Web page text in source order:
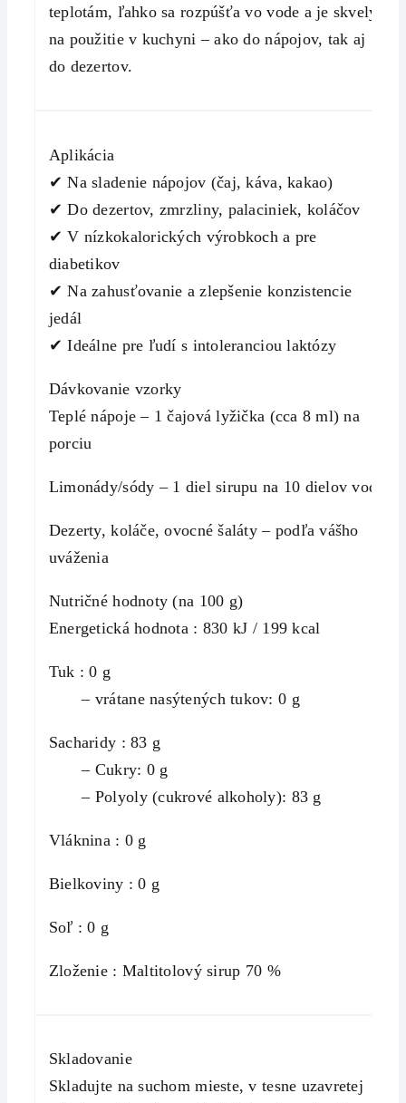
teplotám, ľahko sa rozpúšťa vo vode a je skvelý
na použitie v kuchyni – ako do nápojov, tak aj
do dezertov.
Aplikácia
✔ Na sladenie nápojov (čaj, káva, kakao)
✔ Do dezertov, zmrzliny, palaciniek, koláčov
✔ V nízkokalorických výrobkoch a pre
diabetikov
✔ Na zahusťovanie a zlepšenie konzistencie
jedál
✔ Ideálne pre ľudí s intoleranciou laktózy
Dávkovanie vzorky
Teplé nápoje – 1 čajová lyžička (cca 8 ml) na
porciu
Limonády/sódy – 1 diel sirupu na 10 dielov vody
Dezerty, koláče, ovocné šaláty – podľa vášho
uváženia
Nutričné ​​hodnoty (na 100 g)
Energetická hodnota : 830 kJ / 199 kcal
Tuk : 0 g
– vrátane nasýtených tukov: 0 g
Sacharidy : 83 g
– Cukry: 0 g
– Polyoly (cukrové alkoholy): 83 g
Vláknina : 0 g
Bielkoviny : 0 g
Soľ : 0 g
Zloženie : Maltitolový sirup 70 %
Skladovanie
Skladujte na suchom mieste, v tesne uzavretej